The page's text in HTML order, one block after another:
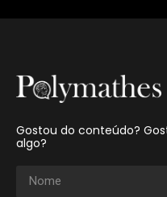
Gostou do conteúdo?
algo?